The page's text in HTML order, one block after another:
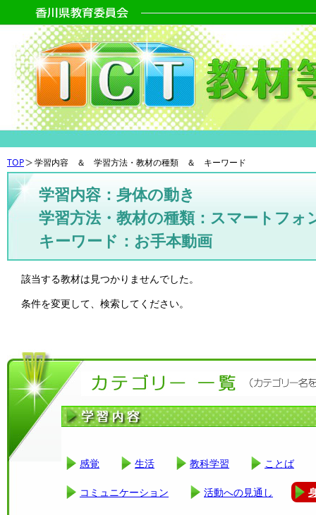
TOP 学習内容 ＆ 学習方法・教材の種類 ＆ キーワード
学習内容：身体の動き
学習方法・教材の種類：スマートフォ
キーワード：お手本動画
該当する教材は見つかりませんでした。
条件を変更して、検索してください。
感覚 生活 教科学習 ことば
コミュニケーション 活動への見通し